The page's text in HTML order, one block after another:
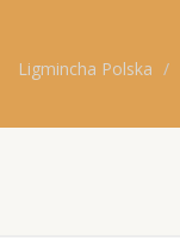
Ligmincha Polska